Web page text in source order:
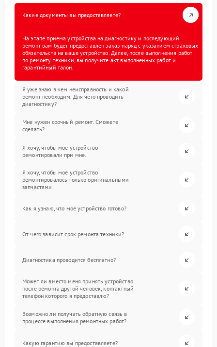
Какие документы вы предоставляете?
На этапе приема устройства на диагностику и последующий
ремонт вам будет предоставлен заказ-наряд с указанием страховых
обязательств на ваше устройство. Далее, после выполнения работ
по ремонту техники, вы получите акт выполненных работ и
гарантийный талон.
Я уже знаю в чем неисправность и какой
ремонт необходим. Для чего проводить
диагностику?
Мне нужен срочный ремонт. Сможете
сделать?
Я хочу, чтобы мое устройство
ремонтировали при мне.
Я хочу, чтобы мое устройство
ремонтировалось только оригинальными
запчастями.
Как я узнаю, что мое устройство готово?
От чего зависит срок ремонта техники?
Диагностика проводится бесплатно?
Может ли вместо меня принять устройство
после ремонта другой человек, контактный
телефон которого я предоставлю?
Возможно ли получать обратную связь в
процессе выполнения ремонтных работ?
Какую гарантию вы предоставляете?